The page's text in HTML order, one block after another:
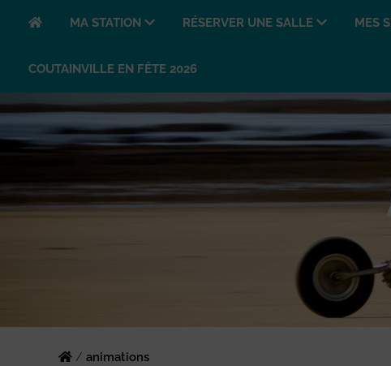
MA STATION RÉSERVER UNE SALLE MES
COUTAINVILLE EN FÊTE 2026
/ animations